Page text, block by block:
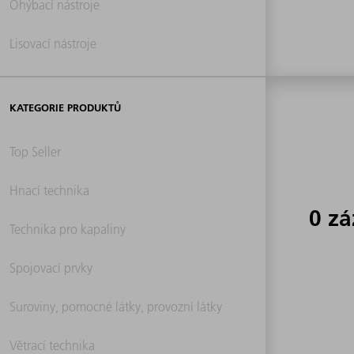
Ohýbací nástroje
Lisovací nástroje
KATEGORIE PRODUKTŮ
Top Seller
Hnací technika
Technika pro kapaliny
Spojovací prvky
Suroviny, pomocné látky, provozní látky
Větrací technika
0